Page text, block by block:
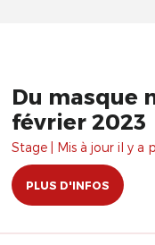
Du masque
février 2023
Stage | Mis à jour il y a
PLUS D'INFOS